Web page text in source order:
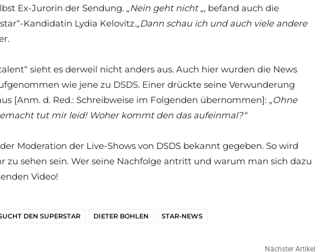
Ex-Jurorin der Sendung. „Nein geht nicht „, befand auch die
Kandidatin Lydia Kelovitz.„Dann schau ich und auch viele andere
sieht es derweil nicht anders aus. Auch hier wurden die News
wie jene zu DSDS. Einer drückte seine Verwunderung
[Anm. d. Red.: Schreibweise im Folgenden übernommen]: „Ohne
tut mir leid! Woher kommt den das aufeinmal?“
Moderation der Live-Shows von DSDS bekannt gegeben. So wird
sehen sein. Wer seine Nachfolge antritt und warum man sich dazu
Video!
DEN SUPERSTAR DIETER BOHLEN STAR-NEWS
Nächster Artikel